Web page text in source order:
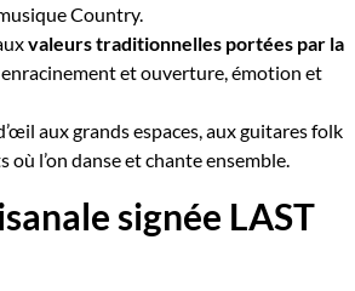
Country.
valeurs traditionnelles portées par la
enracinement et ouverture, émotion et
aux grands espaces, aux guitares folk
où l’on danse et chante ensemble.
signée LAST